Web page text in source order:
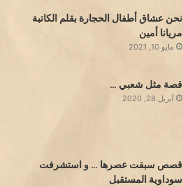
نحن عشاق أطفال الحجارة بقلم الكاتبة
مريانا أمين
مايو 10, 2021
قصة مثل شعبي …
أبريل 28, 2020
قصص سبقت عصرها … و استشرفت
سوداوية المستقبل